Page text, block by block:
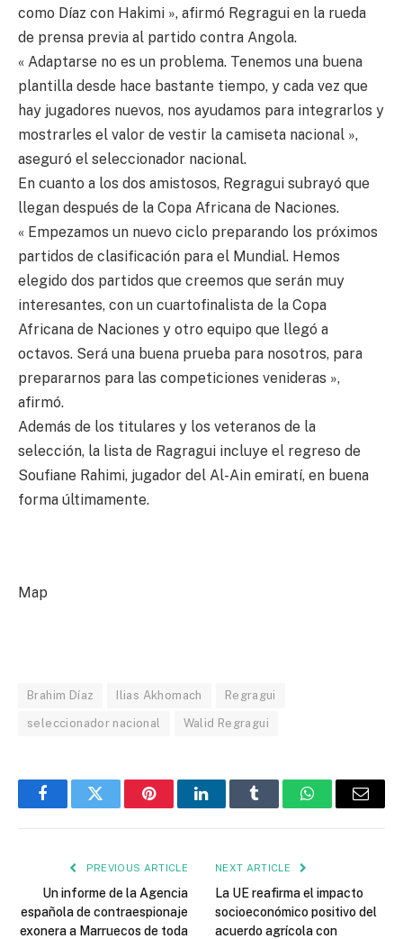
como Díaz con Hakimi », afirmó Regragui en la rueda
de prensa previa al partido contra Angola.
« Adaptarse no es un problema. Tenemos una buena
plantilla desde hace bastante tiempo, y cada vez que
hay jugadores nuevos, nos ayudamos para integrarlos y
mostrarles el valor de vestir la camiseta nacional »,
aseguró el seleccionador nacional.
En cuanto a los dos amistosos, Regragui subrayó que
llegan después de la Copa Africana de Naciones.
« Empezamos un nuevo ciclo preparando los próximos
partidos de clasificación para el Mundial. Hemos
elegido dos partidos que creemos que serán muy
interesantes, con un cuartofinalista de la Copa
Africana de Naciones y otro equipo que llegó a
octavos. Será una buena prueba para nosotros, para
prepararnos para las competiciones venideras »,
afirmó.
Además de los titulares y los veteranos de la
selección, la lista de Ragragui incluye el regreso de
Soufiane Rahimi, jugador del Al-Ain emiratí, en buena
forma últimamente.
Map
Brahim Díaz Ilias Akhomach Regragui
seleccionador nacional Walid Regragui
FacebookTwitter PinterestLinkedInTumblr WhatsAppEmail
PREVIOUS ARTICLE
Un informe de la Agencia
española de contraespionaje
exonera a Marruecos de toda
NEXT ARTICLE
La UE reafirma el impacto
socioeconómico positivo del
acuerdo agrícola con